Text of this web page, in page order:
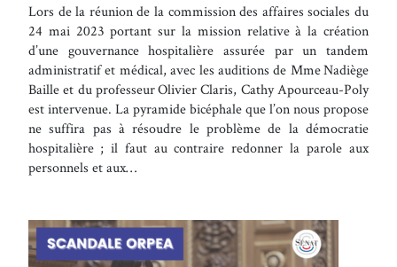
Lors de la réunion de la commission des affaires sociales du
24 mai 2023 portant sur la mission relative à la création
d’une gouvernance hospitalière assurée par un tandem
administratif et médical, avec les auditions de Mme Nadiège
Baille et du professeur Olivier Claris, Cathy Apourceau-Poly
est intervenue. La pyramide bicéphale que l’on nous propose
ne suffira pas à résoudre le problème de la démocratie
hospitalière ; il faut au contraire redonner la parole aux
personnels et aux…